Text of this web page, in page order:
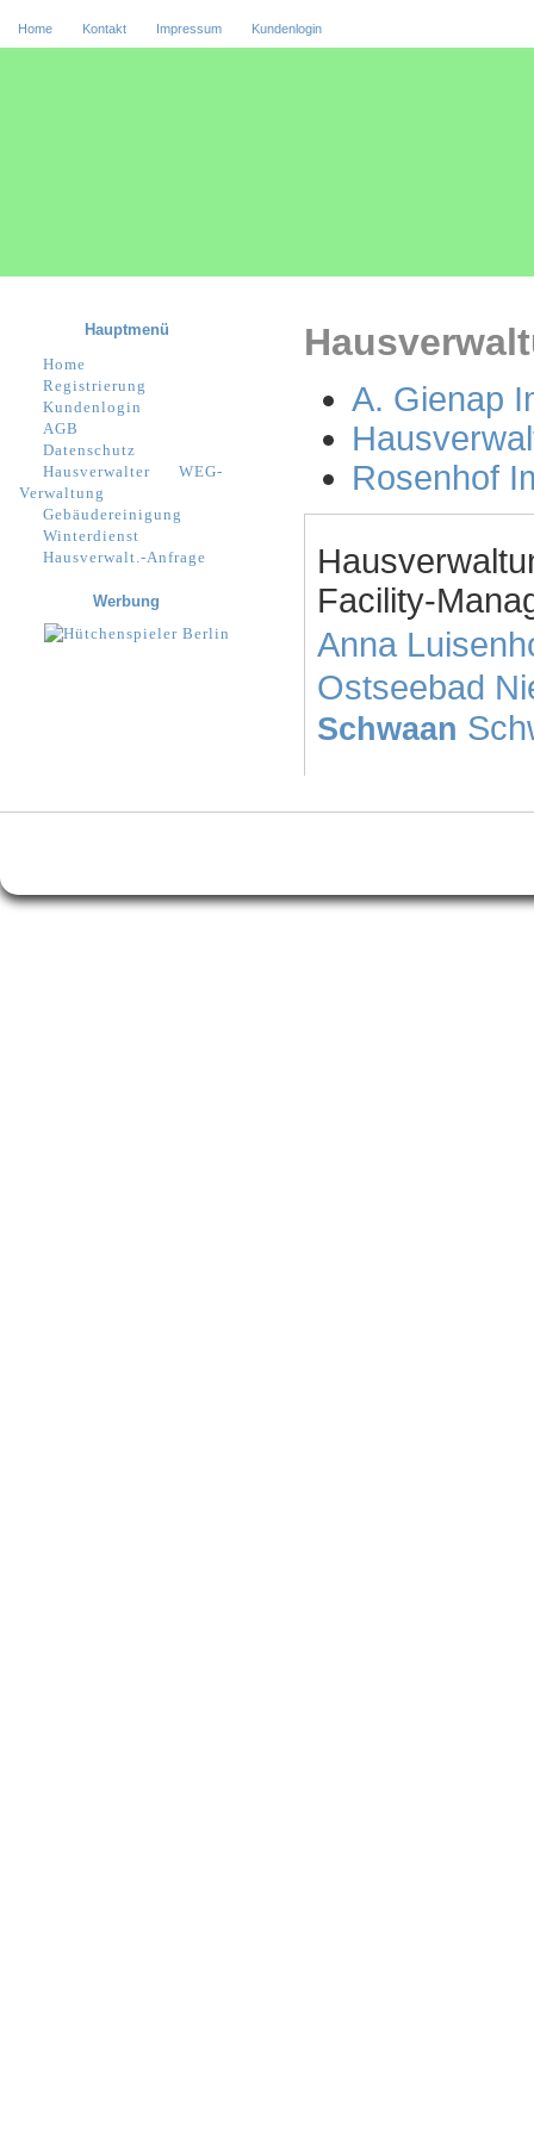
Home Kontakt Impressum Kundenlogin
A. Gienap
Rosenhof
Facility-
Anna
Ostseebad
Schwaan
Hauptmenü
Home
Registrierung
Kundenlogin
AGB
Datenschutz
Hausverwalter
WEG-
Verwaltung
Gebäudereinigung
Winterdienst
Hausverwalt.-Anfrage
Werbung